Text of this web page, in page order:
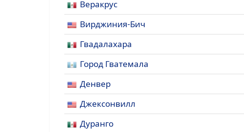
Веракрус
Вирджиния-Бич
Гвадалахара
Город Гватемала
Денвер
Джексонвилл
Дуранго